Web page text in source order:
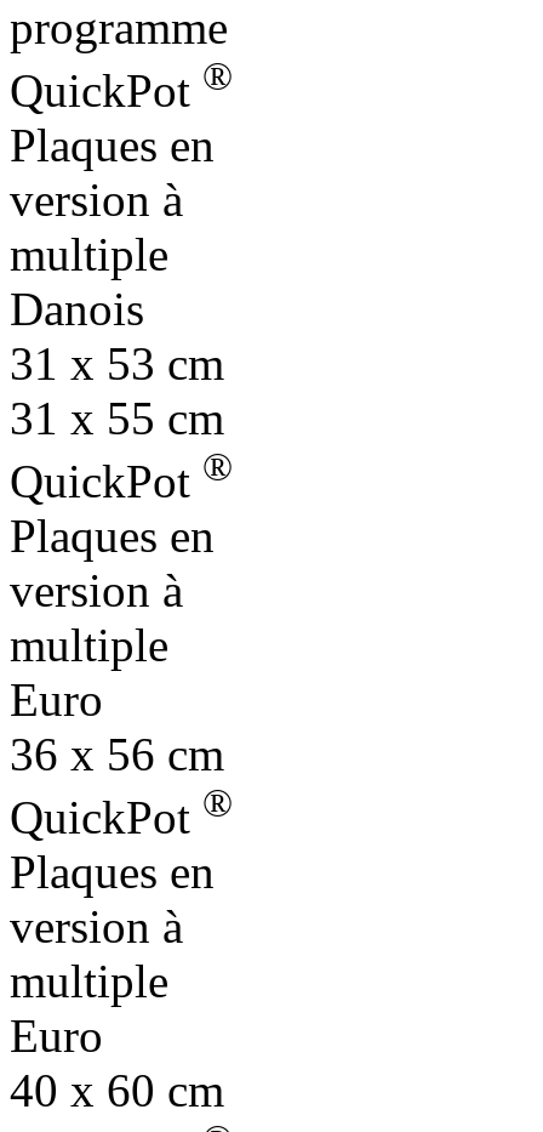
programme
QuickPot ®
Plaques en
version à
multiple
Danois
31 x 53 cm
31 x 55 cm
QuickPot ®
Plaques en
version à
multiple
Euro
36 x 56 cm
QuickPot ®
Plaques en
version à
multiple
Euro
40 x 60 cm